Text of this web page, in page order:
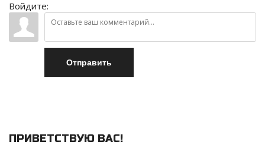
Войдите:
Отправить
ПРИВЕТСТВУЮ ВАС!